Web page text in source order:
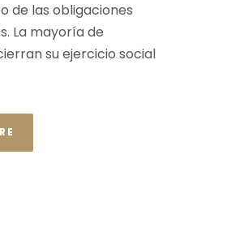
de las obligaciones
La mayoría de
su ejercicio social